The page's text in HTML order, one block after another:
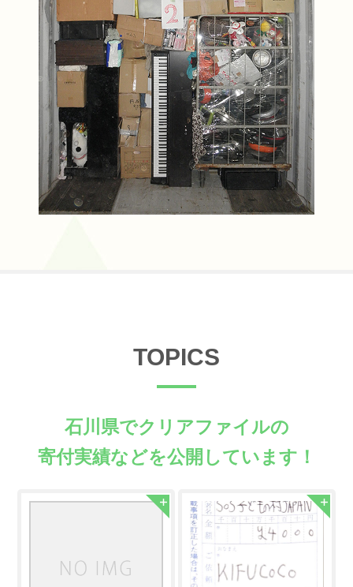
TOPICS
石川県でクリアファイルの
寄付実績などを公開しています！